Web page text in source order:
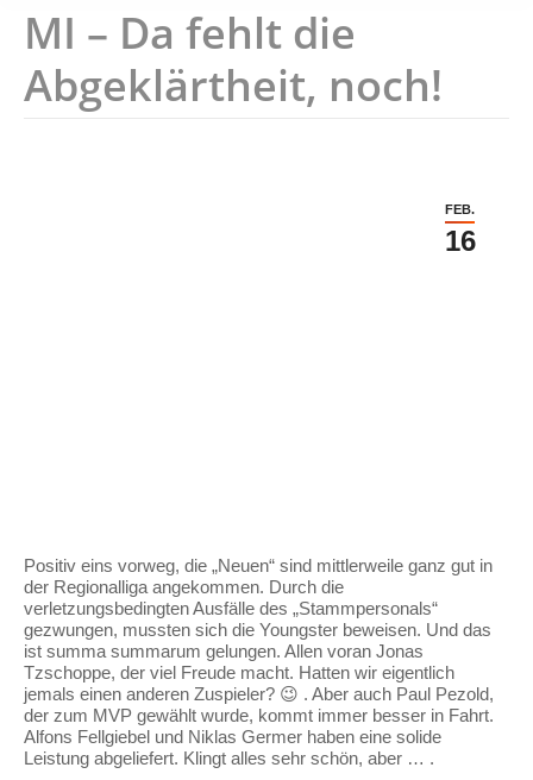
MI – Da fehlt die
Abgeklärtheit, noch!
FEB.
16
Positiv eins vorweg, die „Neuen“ sind mittlerweile ganz gut in
der Regionalliga angekommen. Durch die
verletzungsbedingten Ausfälle des „Stammpersonals“
gezwungen, mussten sich die Youngster beweisen. Und das
ist summa summarum gelungen. Allen voran Jonas
Tzschoppe, der viel Freude macht. Hatten wir eigentlich
jemals einen anderen Zuspieler? 😉 . Aber auch Paul Pezold,
der zum MVP gewählt wurde, kommt immer besser in Fahrt.
Alfons Fellgiebel und Niklas Germer haben eine solide
Leistung abgeliefert. Klingt alles sehr schön, aber … .